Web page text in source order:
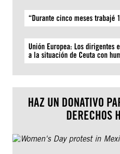
“Durante cinco meses trabajé
Unión Europea: Los dirigentes
a la situación de Ceuta con
HAZ UN DONATIVO
DERECHOS